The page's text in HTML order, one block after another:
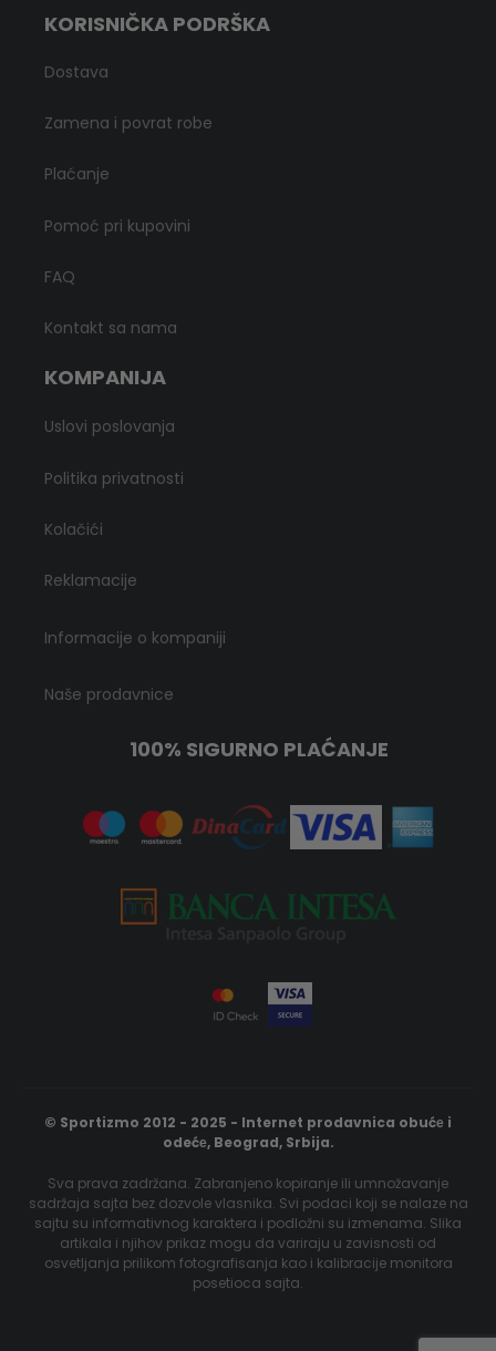
KORISNIČKA PODRŠKA
Dostava
Zamena i povrat robe
Plaćanje
Pomoć pri kupovini
FAQ
Kontakt sa nama
KOMPANIJA
Uslovi poslovanja
Politika privatnosti
Kolačići
Reklamacije
Informacije o kompaniji
Naše prodavnice
100% SIGURNO PLAĆANJE
© Sportizmo 2012 - 2025 - Internet prodavnica obućе i
odećе, Beograd, Srbija.
Sva prava zadržana. Zabranjeno kopiranje ili umnožavanje
sadržaja sajta bez dozvole vlasnika. Svi podaci koji se nalaze na
sajtu su informativnog karaktera i podložni su izmenama. Slika
artikala i njihov prikaz mogu da variraju u zavisnosti od
osvetljanja prilikom fotografisanja kao i kalibracije monitora
posetioca sajta.